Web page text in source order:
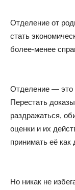
Отделение от
стать
более-менее
Отделение — это
Перестать
раздражаться,
оценки и их
принимать её как
Но никак не